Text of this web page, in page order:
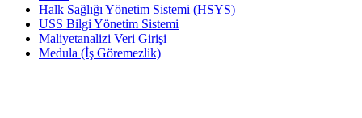
Halk Sağlığı Yönetim Sistemi (HSYS)
USS Bilgi Yönetim Sistemi
Maliyetanalizi Veri Girişi
Medula (İş Göremezlik)